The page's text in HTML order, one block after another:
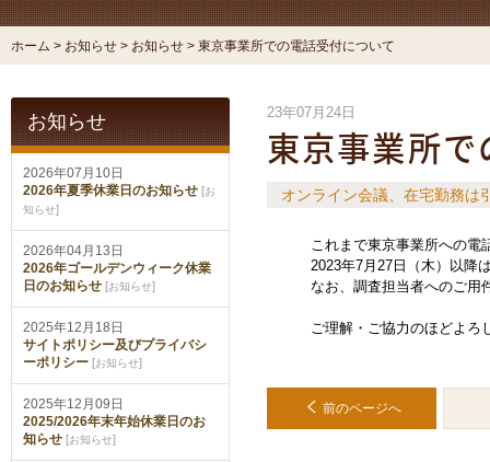
ホーム > お知らせ > お知らせ > 東京事業所での電話受付について
23年07月24日
東京事業所で
オンライン会議、在宅勤務は
これまで東京事業所への電
2023年7月27日（木）以降
なお、調査担当者へのご用
ご理解・ご協力のほどよろ
前のページへ
お知らせ
2026年07月10日
2026年夏季休業日のお知らせ [お
知らせ]
2026年04月13日
2026年ゴールデンウィーク休業
日のお知らせ [お知らせ]
2025年12月18日
サイトポリシー及びプライバシ
ーポリシー [お知らせ]
2025年12月09日
2025/2026年末年始休業日のお
知らせ [お知らせ]